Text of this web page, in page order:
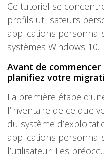
Ce tutoriel se
profils utilisateurs
applications
systèmes Windows 10.
Avant de
planifiez votre
La première étape
l’inventaire de ce que
du système
applications
l’utilisateur. Les